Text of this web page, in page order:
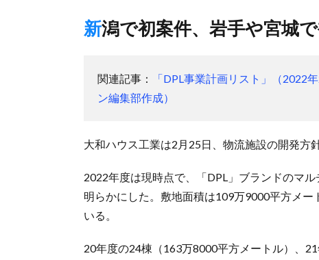
新潟で初案件、岩手や宮城
関連記事：
「DPL事業計画リスト」（2022
ン編集部作成）
大和ハウス工業は2月25日、物流施設の開発方
2022年度は現時点で、「DPL」ブランドのマ
明らかにした。敷地面積は109万9000平方メ
いる。
20年度の24棟（163万8000平方メートル）、